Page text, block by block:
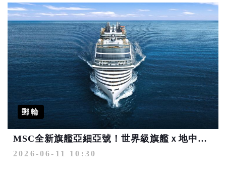
郵輪
MSC全新旗艦亞細亞號！世界級旗艦ｘ地中海經典 最值得期待的歐洲遊輪之旅
2026-06-11 10:30